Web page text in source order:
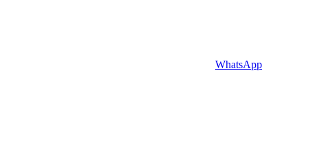
WhatsApp